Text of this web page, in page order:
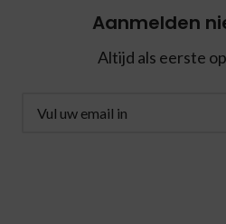
Aanmelden
Altijd als eerste